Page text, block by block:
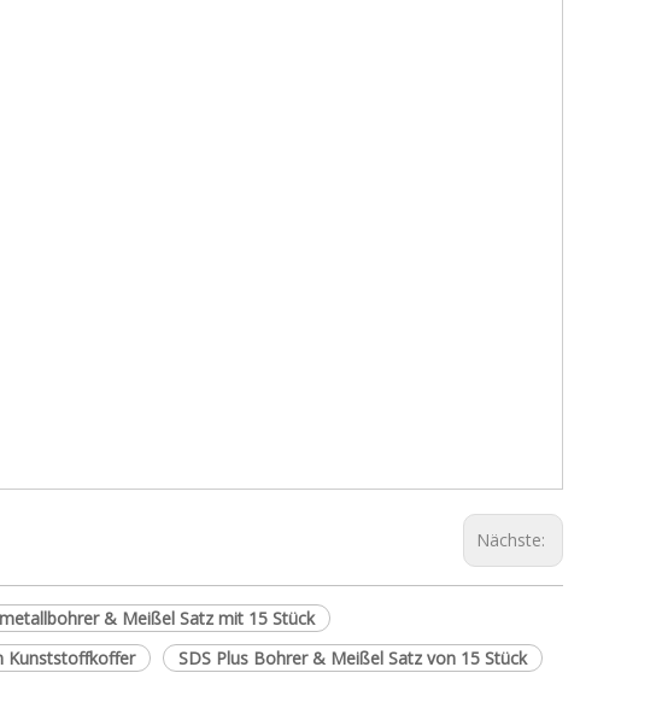
Nächste:
& Meißel Satz mit 15 Stück
Kunststoffkoffer
SDS Plus Bohrer & Meißel Satz von 15 Stück